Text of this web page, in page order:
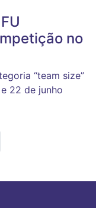
no
“team size”
22 de junho